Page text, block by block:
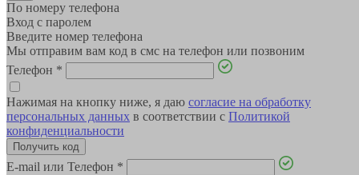
По номеру телефона
Вход с паролем
Введите номер телефона
Мы отправим вам код в смс на телефон или позвоним
Телефон *
Нажимая на кнопку ниже, я даю согласие на обработку
персональных данных в соответствии с Политикой
конфиденциальности
E-mail или Телефон *